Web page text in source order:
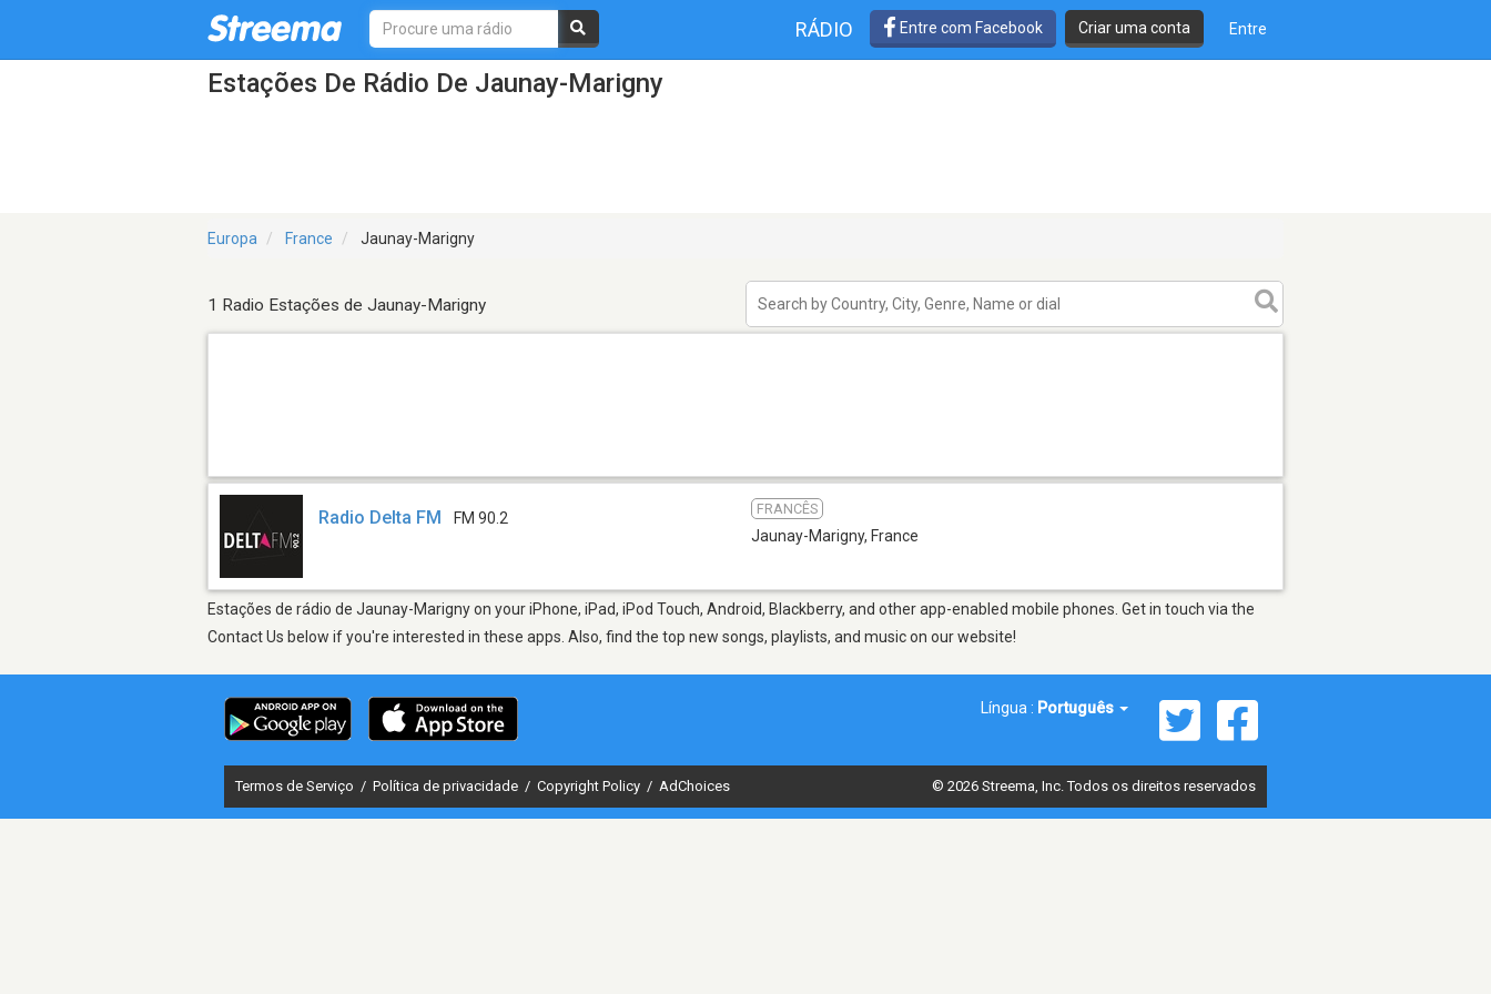
RÁDIO Entre com Facebook Criar uma conta Entre
Estações De Rádio De Jaunay-Marigny
Europa France Jaunay-Marigny
1 Radio Estações de Jaunay-Marigny
Radio Delta FM FM 90.2
FRANCÊS
Jaunay-Marigny, France
Estações de rádio de Jaunay-Marigny on your iPhone, iPad, iPod Touch, Android, Blackberry, and other app-enabled mobile phones. Get in touch via the
Contact Us below if you're interested in these apps. Also, find the top new songs, playlists, and music on our website!
Língua : Português
Termos de Serviço / Política de privacidade / Copyright Policy / AdChoices © 2026 Streema, Inc. Todos os direitos reservados